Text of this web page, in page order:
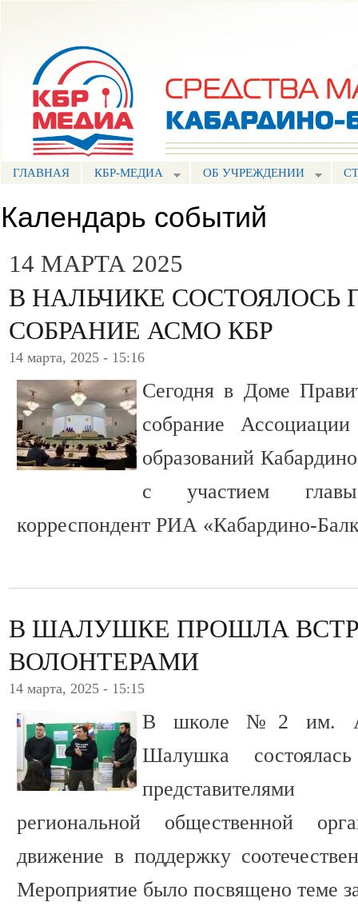
ГЛАВНАЯ КБР-МЕДИА ОБ УЧРЕЖДЕНИИ
Календарь событий
14 МАРТА 2025
В НАЛЬЧИКЕ СОСТОЯЛОСЬ
СОБРАНИЕ АСМО КБР
14 марта, 2025 - 15:16
Сегодня в Доме
собрание
образований
с участием
корреспондент РИА «Кабардино-
В ШАЛУШКЕ ПРОШЛА
ВОЛОНТЕРАМИ
14 марта, 2025 - 15:15
В школе №2 им.
Шалушка
представителями
региональной общественной
движение в поддержку
Мероприятие было посвящено теме